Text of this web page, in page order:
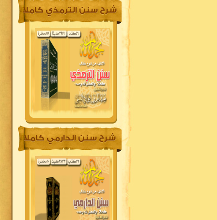
شرح سنن الترمذي كاملا
شرح سنن الدارمي كاملا